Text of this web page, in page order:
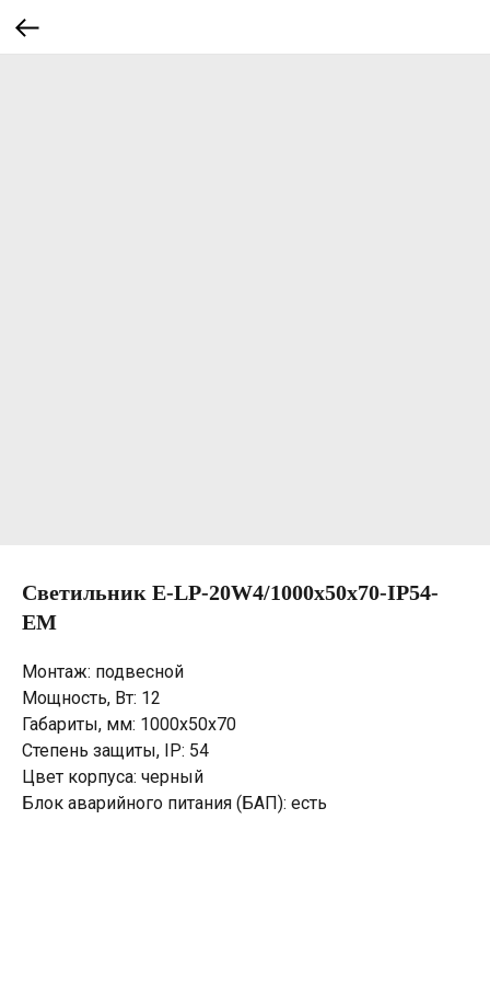
Светильник E-LP-20W4/1000х50х70-IP54-
EM
Монтаж: подвесной
Мощность, Вт: 12
Габариты, мм: 1000х50х70
Степень защиты, IP: 54
Цвет корпуса: черный
Блок аварийного питания (БАП): есть